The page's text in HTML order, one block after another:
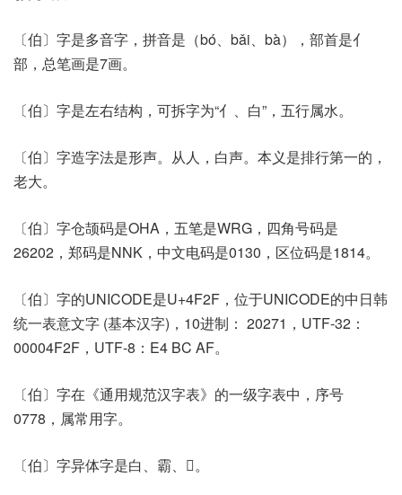
〔伯〕字是多音字，拼音是（bó、bǎi、bà），部首是亻
部，总笔画是7画。
〔伯〕字是左右结构，可拆字为“亻、白”，五行属水。
〔伯〕字造字法是形声。从人，白声。本义是排行第一的，
老大。
〔伯〕字仓颉码是OHA，五笔是WRG，四角号码是
26202，郑码是NNK，中文电码是0130，区位码是1814。
〔伯〕字的UNICODE是U+4F2F，位于UNICODE的中日韩
统一表意文字 (基本汉字)，10进制： 20271，UTF-32：
00004F2F，UTF-8：E4 BC AF。
〔伯〕字在《通用规范汉字表》的一级字表中，序号
0778，属常用字。
〔伯〕字异体字是白、霸、𧇚。